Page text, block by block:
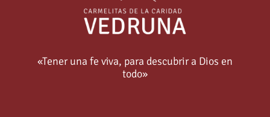
«Tener una fe viva, para descubrir a Dios en
todo»